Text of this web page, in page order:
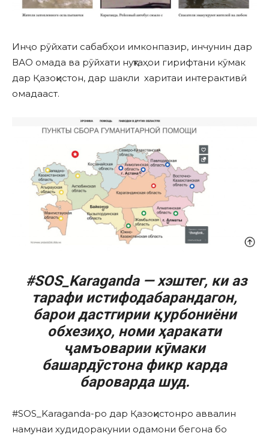
Инҷо рӯйхати сабабҳои имконпазир, инчунин дар
ВАО омада ва рӯйхати нуқтаҳои гирифтани кӯмак
дар Қазоқистон, дар шакли харитаи интерактивӣ
омадааст.
#SOS_Karaganda — хэштег, ки аз
тарафи истифодабарандагон,
барои дастгирии қурбониёни
обхезиҳо, номи ҳаракати
ҷамъоварии кӯмаки
башардӯстона фикр карда
бароварда шуд.
#SOS_Karaganda-ро дар Қазоқистонро аввалин
намунаи худидоракунии одамони бегона бо